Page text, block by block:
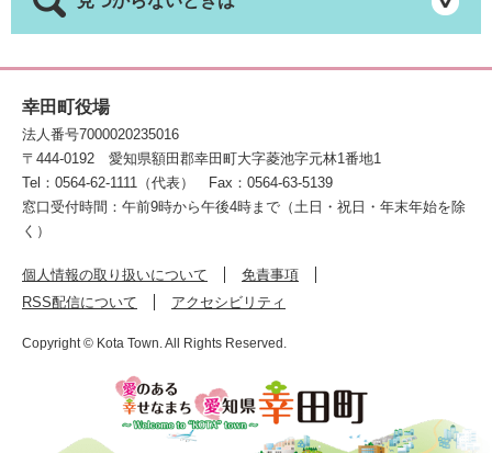
幸田町役場
法人番号7000020235016
〒444-0192
愛知県額田郡幸田町大字菱池字元林1番地1
Tel：0564-62-1111（代表）
Fax：0564-63-5139
窓口受付時間：午前9時から午後4時まで（土日・祝日・年末年始を除
く）
個人情報の取り扱いについて
免責事項
RSS配信について
アクセシビリティ
Copyright © Kota Town. All Rights Reserved.